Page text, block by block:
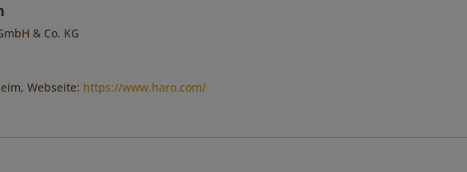
& Co. KG
Webseite: https://www.haro.com/